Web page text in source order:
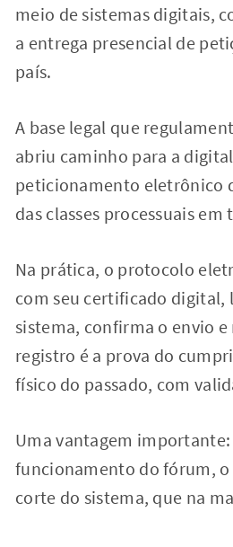
meio de sistemas digitais,
a entrega presencial de
país.
A base legal que
abriu caminho para a
peticionamento eletrônico
das classes processuais
Na prática, o protocolo
com seu certificado digital,
sistema, confirma o envio
registro é a prova do
físico do passado, com
Uma vantagem
funcionamento do fórum,
corte do sistema, que na